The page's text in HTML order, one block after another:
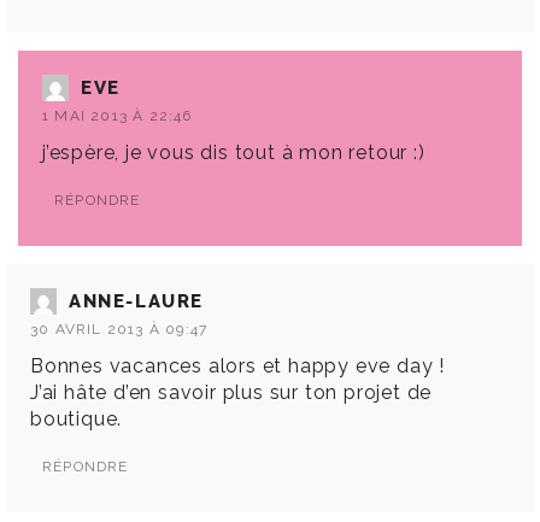
EVE
1 MAI 2013 À 22:46
j’espère, je vous dis tout à mon retour :)
RÉPONDRE
ANNE-LAURE
30 AVRIL 2013 À 09:47
Bonnes vacances alors et happy eve day !
J’ai hâte d’en savoir plus sur ton projet de
boutique.
RÉPONDRE